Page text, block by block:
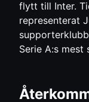
flytt till Inter.
representerat
Serie A:s mest